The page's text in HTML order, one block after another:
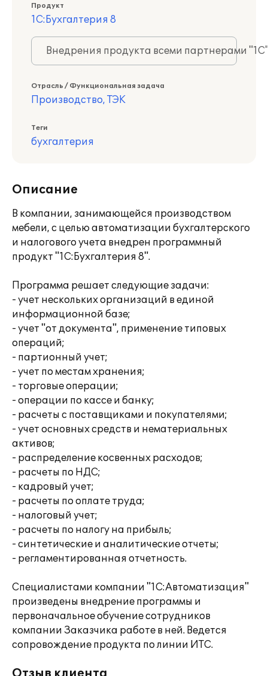
Продукт
1С:Бухгалтерия 8
Внедрения продукта всеми партнерами
Отрасль / Функциональная задача
Производство, ТЭК
Теги
бухгалтерия
Описание
В компании, занимающейся производством
мебели, с целью автоматизации бухгалтерского
и налогового учета внедрен программный
продукт "1С:Бухгалтерия 8".
Программа решает следующие задачи:
- учет нескольких организаций в единой
информационной базе;
- учет "от документа", применение типовых
операций;
- партионный учет;
- учет по местам хранения;
- торговые операции;
- операции по кассе и банку;
- расчеты с поставщиками и покупателями;
- учет основных средств и нематериальных
активов;
- распределение косвенных расходов;
- расчеты по НДС;
- кадровый учет;
- расчеты по оплате труда;
- налоговый учет;
- расчеты по налогу на прибыль;
- синтетические и аналитические отчеты;
- регламентированная отчетность.
Специалистами компании "1С:Автоматизация"
произведены внедрение программы и
первоначальное обучение сотрудников
компании Заказчика работе в ней. Ведется
сопровождение продукта по линии ИТС.